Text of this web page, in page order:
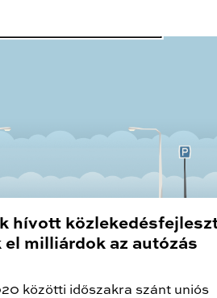
hívott
el milliárdok az autózás
közötti időszakra szánt uniós